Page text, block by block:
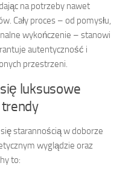
na potrzeby nawet
Cały proces – od pomysłu,
wykończenie – stanowi
autentyczność i
przestrzeni.
luksusowe
starannością w doborze
wyglądzie oraz
to: